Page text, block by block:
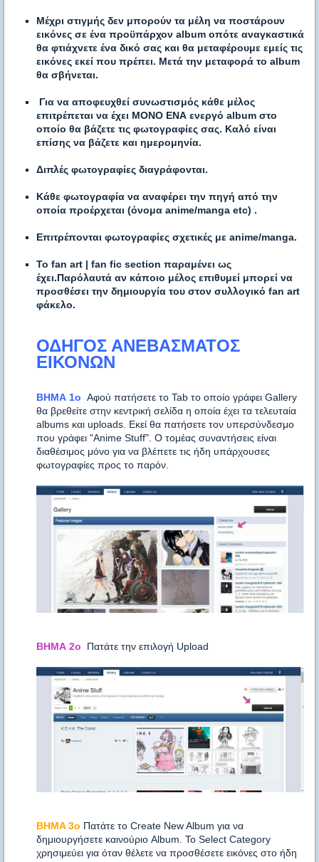
Μέχρι στιγμής δεν μπορούν τα μέλη να ποστάρουν
εικόνες σε ένα προϋπάρχον album οπότε αναγκαστικά
θα φτιάχνετε ένα δικό σας και θα μεταφέρουμε εμείς τις
εικόνες εκεί που πρέπει. Μετά την μεταφορά το album
θα σβήνεται.
Για να αποφευχθεί συνωστισμός κάθε μέλος
επιτρέπεται να έχει ΜΟΝΟ ΕΝΑ ενεργό album στο
οποίο θα βάζετε τις φωτογραφίες σας. Καλό είναι
επίσης να βάζετε και ημερομηνία.
Διπλές φωτογραφίες διαγράφονται.
Κάθε φωτογραφία να αναφέρει την πηγή από την
οποία προέρχεται (όνομα anime/manga etc) .
Επιτρέπονται φωτογραφίες σχετικές με anime/manga.
Το fan art | fan fic section παραμένει ως
έχει.Παρόλαυτά αν κάποιο μέλος επιθυμεί μπορεί να
προσθέσει την δημιουργία του στον συλλογικό fan art
φάκελο.
ΟΔΗΓΟΣ ΑΝΕΒΑΣΜΑΤΟΣ
ΕΙΚΟΝΩΝ
ΒΗΜΑ 1ο Αφού πατήσετε το Tab το οποίο γράφει Gallery
θα βρεθείτε στην κεντρική σελίδα η οποία έχει τα τελευταία
albums και uploads. Εκεί θα πατήσετε τον υπερσύνδεσμο
που γράφει "Anime Stuff". Ο τομέας συναντήσεις είναι
διαθέσιμος μόνο για να βλέπετε τις ήδη υπάρχουσες
φωτογραφίες προς το παρόν.
ΒΗΜΑ 2ο Πατάτε την επιλογή Upload
BHMA 3o Πατάτε το Create New Album για να
δημιουργήσετε καινούριο Album. Το Select Category
χρησιμεύει για όταν θέλετε να προσθέσετε εικόνες στο ήδη